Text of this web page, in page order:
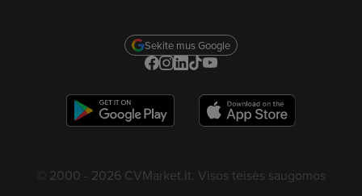
Sekite mus Google
© 2000 - 2026 CVMarket.lt. Visos teisės saugomos